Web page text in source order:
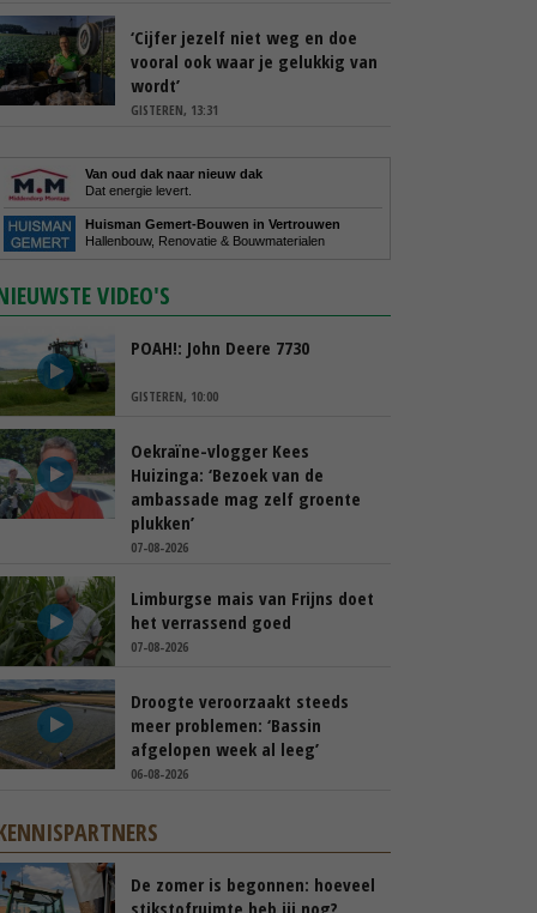
‘Cijfer jezelf niet weg en doe
vooral ook waar je gelukkig van
wordt’
GISTEREN, 13:31
Van oud dak naar nieuw dak
Dat energie levert.
Huisman Gemert-Bouwen in Vertrouwen
Hallenbouw, Renovatie & Bouwmaterialen
VIDEO'S
POAH!: John Deere 7730
GISTEREN, 10:00
Oekraïne-vlogger Kees
Huizinga: ‘Bezoek van de
ambassade mag zelf groente
plukken’
07-08-2026
Limburgse mais van Frijns doet
het verrassend goed
07-08-2026
Droogte veroorzaakt steeds
meer problemen: ‘Bassin
afgelopen week al leeg’
06-08-2026
De zomer is begonnen: hoeveel
stikstofruimte heb jij nog?